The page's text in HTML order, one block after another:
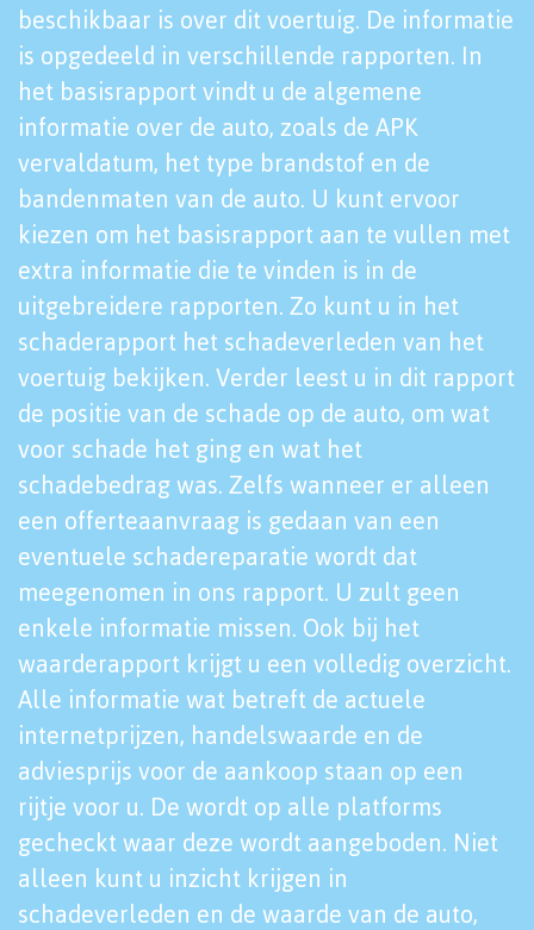
beschikbaar is over dit voertuig. De informatie
is opgedeeld in verschillende rapporten. In
het basisrapport vindt u de algemene
informatie over de auto, zoals de APK
vervaldatum, het type brandstof en de
bandenmaten van de auto. U kunt ervoor
kiezen om het basisrapport aan te vullen met
extra informatie die te vinden is in de
uitgebreidere rapporten. Zo kunt u in het
schaderapport het schadeverleden van het
voertuig bekijken. Verder leest u in dit rapport
de positie van de schade op de auto, om wat
voor schade het ging en wat het
schadebedrag was. Zelfs wanneer er alleen
een offerteaanvraag is gedaan van een
eventuele schadereparatie wordt dat
meegenomen in ons rapport. U zult geen
enkele informatie missen. Ook bij het
waarderapport krijgt u een volledig overzicht.
Alle informatie wat betreft de actuele
internetprijzen, handelswaarde en de
adviesprijs voor de aankoop staan op een
rijtje voor u. De wordt op alle platforms
gecheckt waar deze wordt aangeboden. Niet
alleen kunt u inzicht krijgen in
schadeverleden en de waarde van de auto,